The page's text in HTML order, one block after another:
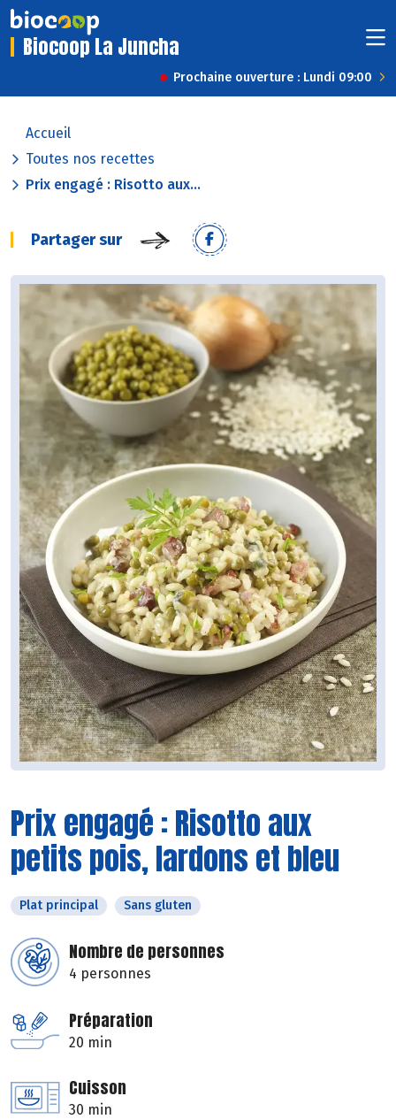
Biocoop La Juncha
Prochaine ouverture : Lundi 09:00
Accueil
Toutes nos recettes
Prix engagé : Risotto aux...
Partager sur
Prix engagé : Risotto aux
petits pois, lardons et bleu
Plat principal Sans gluten
Nombre de personnes
4 personnes
Préparation
20 min
Cuisson
30 min